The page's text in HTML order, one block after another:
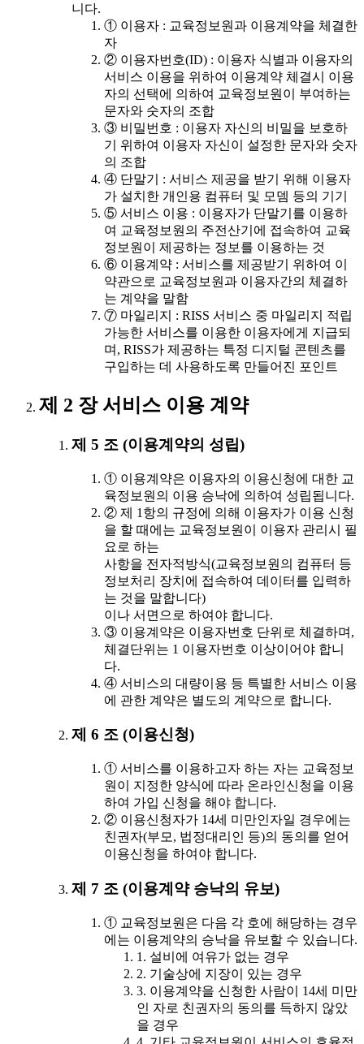
니다.
① 이용자 : 교육정보원과 이용계약을 체결한
자
② 이용자번호(ID) : 이용자 식별과 이용자의
서비스 이용을 위하여 이용계약 체결시 이용
자의 선택에 의하여 교육정보원이 부여하는
문자와 숫자의 조합
③ 비밀번호 : 이용자 자신의 비밀을 보호하
기 위하여 이용자 자신이 설정한 문자와 숫자
의 조합
④ 단말기 : 서비스 제공을 받기 위해 이용자
가 설치한 개인용 컴퓨터 및 모뎀 등의 기기
⑤ 서비스 이용 : 이용자가 단말기를 이용하
여 교육정보원의 주전산기에 접속하여 교육
정보원이 제공하는 정보를 이용하는 것
⑥ 이용계약 : 서비스를 제공받기 위하여 이
약관으로 교육정보원과 이용자간의 체결하
는 계약을 말함
⑦ 마일리지 : RISS 서비스 중 마일리지 적립
가능한 서비스를 이용한 이용자에게 지급되
며, RISS가 제공하는 특정 디지털 콘텐츠를
구입하는 데 사용하도록 만들어진 포인트
제 2 장 서비스 이용 계약
제 5 조 (이용계약의 성립)
① 이용계약은 이용자의 이용신청에 대한 교
육정보원의 이용 승낙에 의하여 성립됩니다.
② 제 1항의 규정에 의해 이용자가 이용 신청
을 할 때에는 교육정보원이 이용자 관리시 필
요로 하는
사항을 전자적방식(교육정보원의 컴퓨터 등
정보처리 장치에 접속하여 데이터를 입력하
는 것을 말합니다)
이나 서면으로 하여야 합니다.
③ 이용계약은 이용자번호 단위로 체결하며,
체결단위는 1 이용자번호 이상이어야 합니
다.
④ 서비스의 대량이용 등 특별한 서비스 이용
에 관한 계약은 별도의 계약으로 합니다.
제 6 조 (이용신청)
① 서비스를 이용하고자 하는 자는 교육정보
원이 지정한 양식에 따라 온라인신청을 이용
하여 가입 신청을 해야 합니다.
② 이용신청자가 14세 미만인자일 경우에는
친권자(부모, 법정대리인 등)의 동의를 얻어
이용신청을 하여야 합니다.
제 7 조 (이용계약 승낙의 유보)
① 교육정보원은 다음 각 호에 해당하는 경우
에는 이용계약의 승낙을 유보할 수 있습니다.
1. 설비에 여유가 없는 경우
2. 기술상에 지장이 있는 경우
3. 이용계약을 신청한 사람이 14세 미만
인 자로 친권자의 동의를 득하지 않았
을 경우